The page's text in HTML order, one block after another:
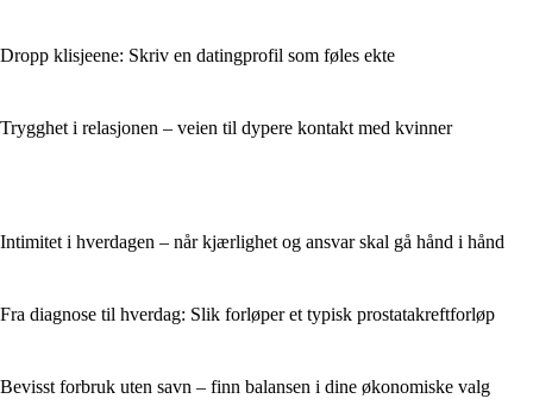
Dropp klisjeene: Skriv en datingprofil som føles ekte
Trygghet i relasjonen – veien til dypere kontakt med kvinner
Intimitet i hverdagen – når kjærlighet og ansvar skal gå hånd i hånd
Fra diagnose til hverdag: Slik forløper et typisk prostatakreftforløp
Bevisst forbruk uten savn – finn balansen i dine økonomiske valg